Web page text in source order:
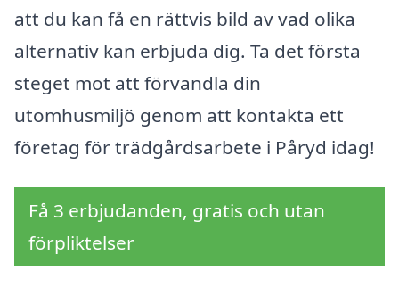
att du kan få en rättvis bild av vad olika
alternativ kan erbjuda dig. Ta det första
steget mot att förvandla din
utomhusmiljö genom att kontakta ett
företag för trädgårdsarbete i Påryd idag!
Få 3 erbjudanden, gratis och utan
förpliktelser